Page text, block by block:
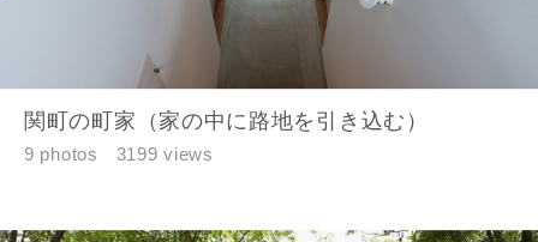
関町の町家（家の中に路地を引き込む）
9 photos 3199 views